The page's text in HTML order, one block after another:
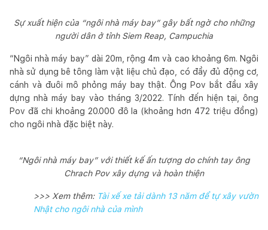
Sự xuất hiện của “ngôi nhà máy bay” gây bất ngờ cho những
người dân ở tỉnh Siem Reap, Campuchia
“Ngôi nhà máy bay” dài 20m, rộng 4m và cao khoảng 6m. Ngôi
nhà sử dụng bê tông làm vật liệu chủ đạo, có đầy đủ động cơ,
cánh và đuôi mô phỏng máy bay thật. Ông Pov bắt đầu xây
dựng nhà máy bay vào tháng 3/2022. Tính đến hiện tại, ông
Pov đã chi khoảng 20.000 đô la (khoảng hơn 472 triệu đồng)
cho ngôi nhà đặc biệt này.
“Ngôi nhà máy bay” với thiết kế ấn tượng do chính tay ông
Chrach Pov xây dựng và hoàn thiện
>>> Xem thêm: Tài xế xe tải dành 13 năm để tự xây vườn
Nhật cho ngôi nhà của mình